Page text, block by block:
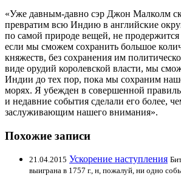
«Уже давным-давно сэр Джон Малколм
превратим всю Индию в английские
по самой природе вещей, не продержится
если мы сможем сохранить большое
княжеств, без сохранения им
виде орудий королевской власти, мы
Индии до тех пор, пока мы сохраним
морях. Я убежден в совершенной
и недавние события сделали его более,
заслуживающим нашего внимания».
Похожие записи
21.04.2015 Ускорение наступления
выиграна в 1757 г., н, пожалуй, ни одно